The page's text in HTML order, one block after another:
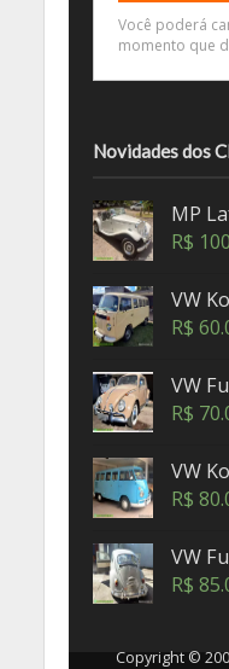
Novidades dos
MP
R$
VW
R$
VW
R$
VW
R$
VW
R$
Copyright ©